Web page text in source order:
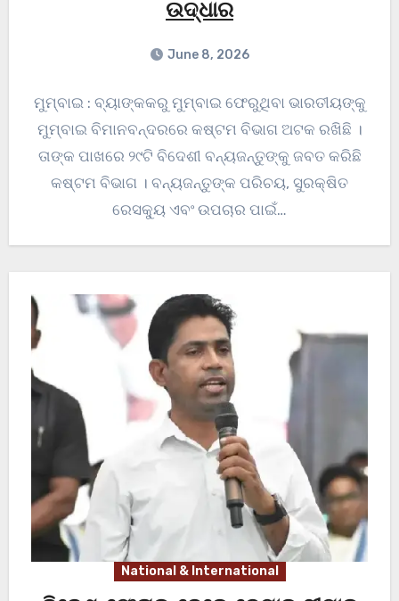
ଉଦ୍ଧାର
June 8, 2026
ମୁମ୍ବାଇ : ବ୍ୟାଙ୍କକରୁ ମୁମ୍ବାଇ ଫେରୁଥିବା ଭାରତୀୟଙ୍କୁ
ମୁମ୍ବାଇ ବିମାନବନ୍ଦରରେ କଷ୍ଟମ ବିଭାଗ ଅଟକ ରଖିଛି ।
ତାଙ୍କ ପାଖରେ ୨୯ଟି ବିଦେଶୀ ବନ୍ୟଜନ୍ତୁଙ୍କୁ ଜବତ କରିଛି
କଷ୍ଟମ ବିଭାଗ । ବନ୍ୟଜନ୍ତୁଙ୍କ ପରିଚୟ, ସୁରକ୍ଷିତ
ରେସକ୍ୟୁ ଏବଂ ଉପଚାର ପାଇଁ…
National & International